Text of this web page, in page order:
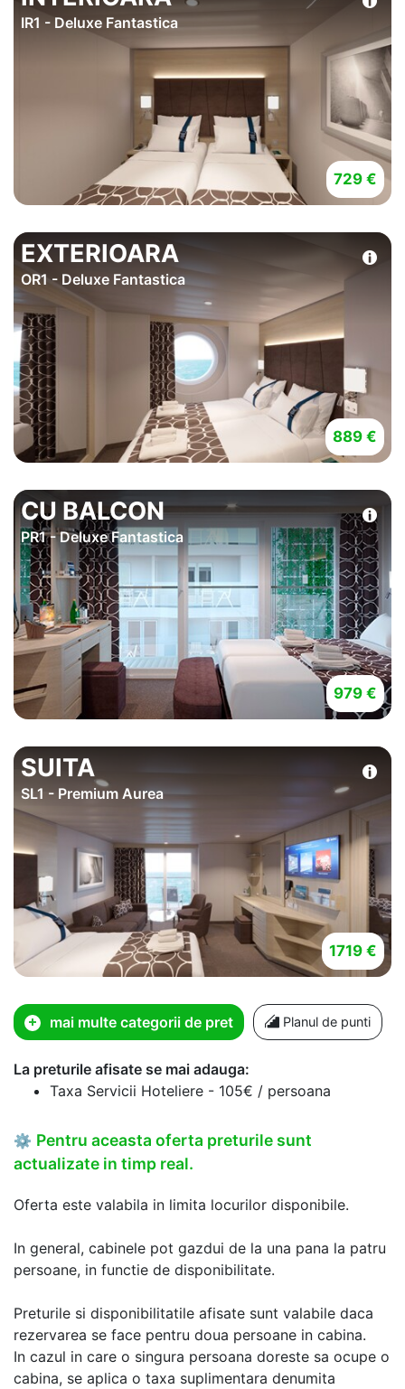
IR1 - Deluxe Fantastica
729 €
EXTERIOARA
OR1 - Deluxe Fantastica
889 €
CU BALCON
PR1 - Deluxe Fantastica
979 €
SUITA
SL1 - Premium Aurea
1719 €
mai multe categorii de pret Planul de punti
La preturile afisate se mai adauga:
Taxa Servicii Hoteliere - 105€ / persoana
⚙ Pentru aceasta oferta preturile sunt
actualizate in timp real.
Oferta este valabila in limita locurilor disponibile.
In general, cabinele pot gazdui de la una pana la patru
persoane, in functie de disponibilitate.
Preturile si disponibilitatile afisate sunt valabile daca
rezervarea se face pentru doua persoane in cabina.
In cazul in care o singura persoana doreste sa ocupe o
cabina, se aplica o taxa suplimentara denumita